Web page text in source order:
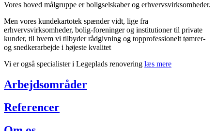
Vores hoved målgruppe er boligselskaber og erhvervsvirksomheder.
Men vores kundekartotek spænder vidt, lige fra
erhvervsvirksomheder, bolig-foreninger og institutioner til private
kunder, til hvem vi tilbyder rådgivning og topprofessionelt tømrer-
og snedkerarbejde i højeste kvalitet
Vi er også specialister i Legeplads renovering læs mere
Arbejdsområder
Referencer